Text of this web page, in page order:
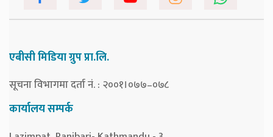
एबीसी मिडिया ग्रुप प्रा.लि.
सूचना विभागमा दर्ता नं. : २००१।०७७–०७८
कार्यालय सम्पर्क